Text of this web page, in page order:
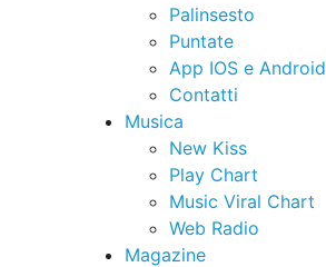
Palinsesto
Puntate
App IOS e Android
Contatti
Musica
New Kiss
Play Chart
Music Viral Chart
Web Radio
Magazine